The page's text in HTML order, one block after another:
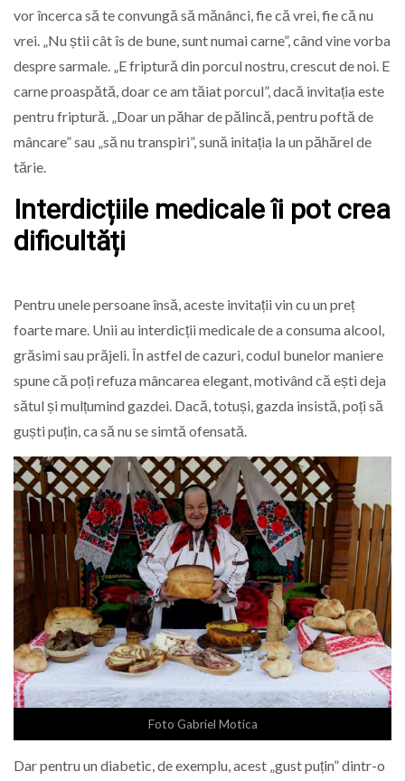
vor încerca să te convungă să mănânci, fie că vrei, fie că nu
vrei. „Nu știi cât îs de bune, sunt numai carne”, când vine vorba
despre sarmale. „E friptură din porcul nostru, crescut de noi. E
carne proaspătă, doar ce am tăiat porcul”, dacă invitația este
pentru friptură. „Doar un păhar de pălincă, pentru poftă de
mâncare” sau „să nu transpiri”, sună initația la un păhărel de
tărie.
Interdicțiile medicale îi pot crea
dificultăți
Pentru unele persoane însă, aceste invitații vin cu un preț
foarte mare. Unii au interdicții medicale de a consuma alcool,
grăsimi sau prăjeli. În astfel de cazuri, codul bunelor maniere
spune că poți refuza mâncarea elegant, motivând că ești deja
sătul și mulțumind gazdei. Dacă, totuși, gazda insistă, poți să
guști puțin, ca să nu se simtă ofensată.
Foto Gabriel Motica
Dar pentru un diabetic, de exemplu, acest „gust puțin” dintr-o